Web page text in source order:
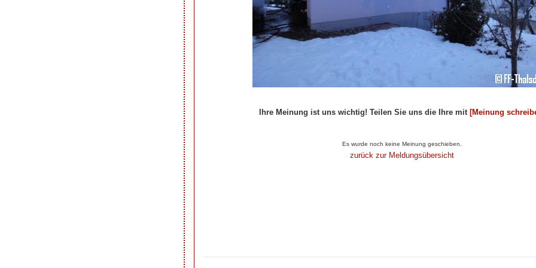
Ihre Meinung ist uns wichtig! Teilen Sie uns die Ihre mit [Meinung
Es wurde noch keine Meinung geschieben.
zurück zur Meldungsübersicht